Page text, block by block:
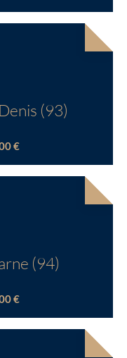
(93)
€
(94)
€